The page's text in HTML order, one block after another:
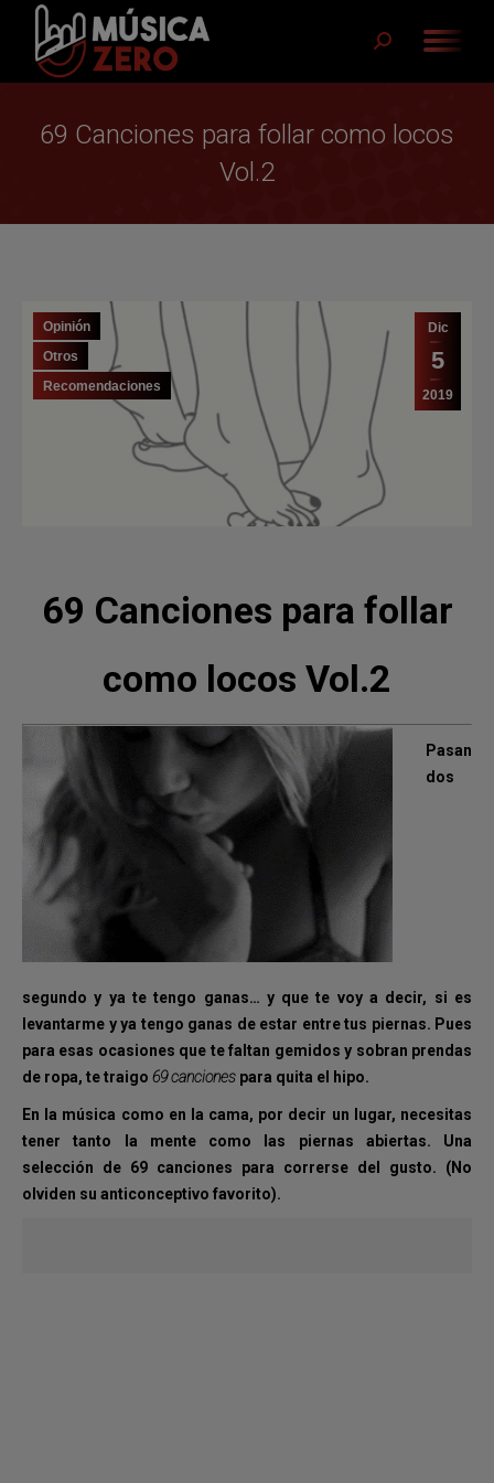
Buscar:
69 Canciones para follar como locos
Vol.2
Dic
5
2019
Opinión
Otros
Recomendaciones
69 Canciones para follar
como locos Vol.2
Pasan
dos
segundo y ya te tengo ganas… y que te voy a decir, si es
levantarme y ya tengo ganas de estar entre tus piernas. Pues
para esas ocasiones que te faltan gemidos y sobran prendas
de ropa, te traigo 69 canciones para quita el hipo.
En la música como en la cama, por decir un lugar, necesitas
tener tanto la mente como las piernas abiertas. Una
selección de 69 canciones para correrse del gusto. (No
olviden su anticonceptivo favorito).